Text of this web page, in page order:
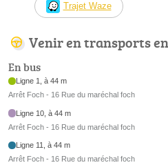
Trajet Waze
Venir en transports
En bus
Ligne 1, à 44 m
Arrêt Foch - 16 Rue du maréchal foch
Ligne 10, à 44 m
Arrêt Foch - 16 Rue du maréchal foch
Ligne 11, à 44 m
Arrêt Foch - 16 Rue du maréchal foch